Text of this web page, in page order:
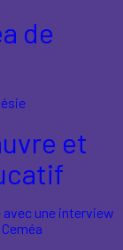
de
et
une interview